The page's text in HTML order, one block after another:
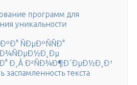
программ для
уникальности
ÑÐµÐºÑÑÐ°
Ð¸Â Ð²ÑÐ¾Ð¶Ð´ÐµÐ½Ð¸Ð¹
заспамленность текста